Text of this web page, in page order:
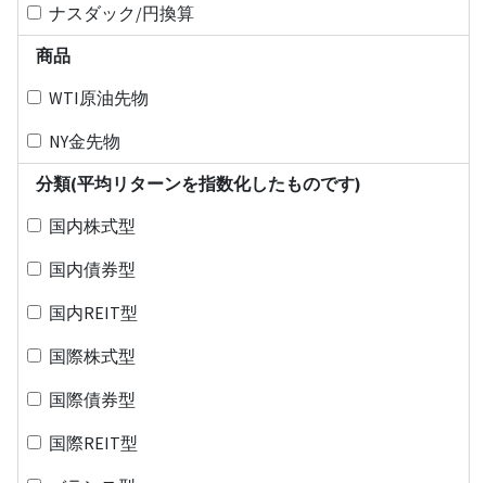
ナスダック/円換算
商品
WTI原油先物
NY金先物
分類(平均リターンを指数化したものです)
国内株式型
国内債券型
国内REIT型
国際株式型
国際債券型
国際REIT型